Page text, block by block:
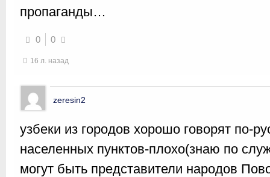
пропаганды…
0 0
16 л. назад
zeresin2
узбеки из городов хорошо говорят по-
населенных пунктов-плохо(знаю по
могут быть представители народов